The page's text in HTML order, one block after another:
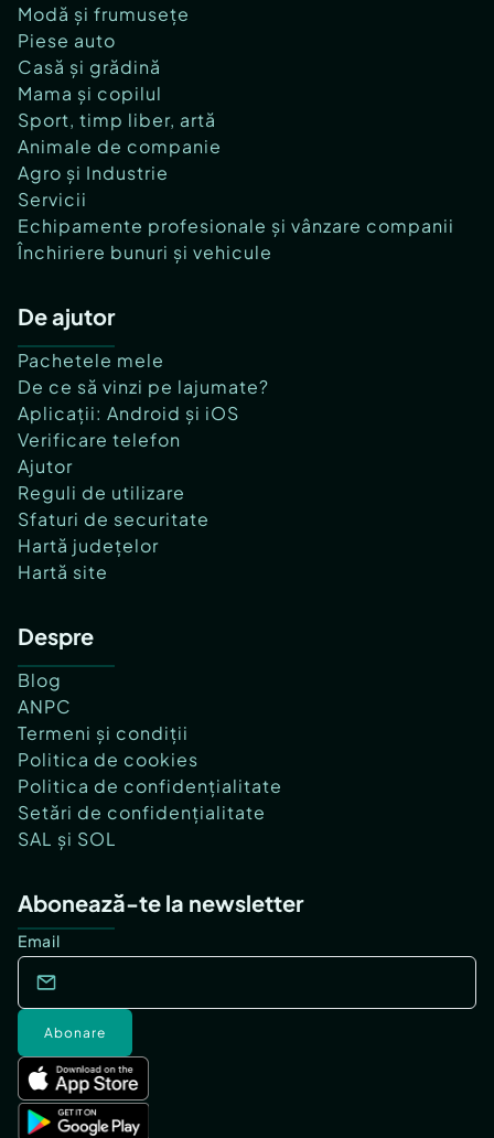
Modă și frumusețe
Piese auto
Casă și grădină
Mama și copilul
Sport, timp liber, artă
Animale de companie
Agro și Industrie
Servicii
Echipamente profesionale și vânzare companii
Închiriere bunuri și vehicule
De ajutor
Pachetele mele
De ce să vinzi pe lajumate?
Aplicații: Android și iOS
Verificare telefon
Ajutor
Reguli de utilizare
Sfaturi de securitate
Hartă județelor
Hartă site
Despre
Blog
ANPC
Termeni și condiții
Politica de cookies
Politica de confidențialitate
Setări de confidențialitate
SAL și SOL
Abonează-te la newsletter
Email
Abonare